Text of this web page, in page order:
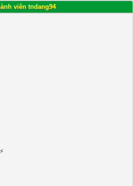
viên tndang94